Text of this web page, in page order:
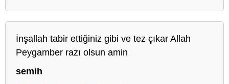
İnşallah tabir ettiğiniz gibi ve tez çıkar Allah
Peygamber razı olsun amin
semih